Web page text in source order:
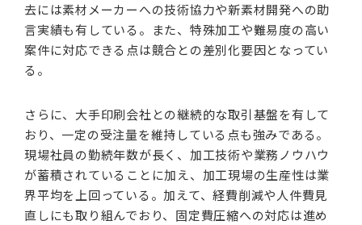
去には素材メーカーへの技術協力や新素材開発への助
言実績も有している。また、特殊加工や難易度の高い
案件に対応できる点は競合との差別化要因となってい
る。
さらに、大手印刷会社との継続的な取引基盤を有して
おり、一定の受注量を維持している点も強みである。
現場社員の勤続年数が長く、加工技術や業務ノウハウ
が蓄積されていることに加え、加工現場の生産性は業
界平均を上回っている。加えて、経費削減や人件費見
直しにも取り組んでおり、固定費圧縮への対応は進め